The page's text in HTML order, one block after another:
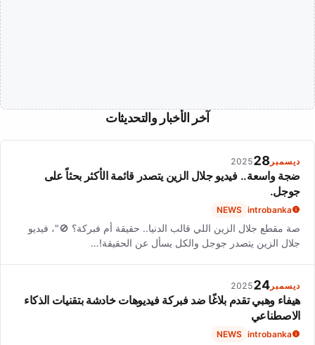
آخر الأخبار والتحديثات
ديسمبر 28
2025
ضجة واسعة.. فيديو جلال الزين يتصدر قائمة الأكثر بحثاً على
جوجل.
introbanka
NEWS
صة مقطع جلال الزين اللي قالب الدنيا.. حقيقة أم فبركة؟ 🚫"، فيديو
جلال الزين يتصدر جوجل والكل يسأل عن الحقيقة!…
ديسمبر 24
2025
هيفاء وهبي تقدم بلاغًا ضد فبركة فيديوهات خادشة بتقنيات الذكاء
الاصطناعي
introbanka
NEWS